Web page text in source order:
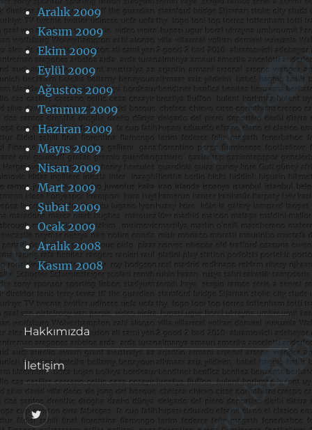
Aralık 2009
Kasım 2009
Ekim 2009
Eylül 2009
Ağustos 2009
Temmuz 2009
Haziran 2009
Mayıs 2009
Nisan 2009
Mart 2009
Şubat 2009
Ocak 2009
Aralık 2008
Kasım 2008
Hakkımızda
İletişim
@footballove